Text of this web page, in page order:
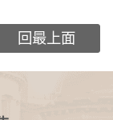
回最上面